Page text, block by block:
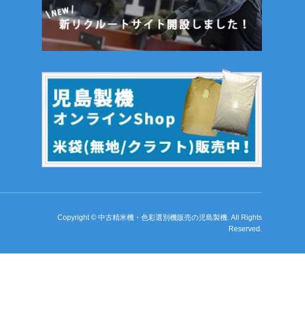
Copyright© 中古精米機・色彩選別機販売の児島製機. All Rights
Reserved.